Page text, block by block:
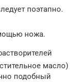
поэтапно.
ножа.
масло)
подобный